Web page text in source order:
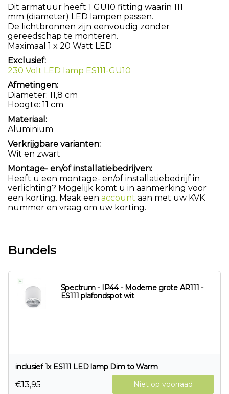
Dit armatuur heeft 1 GU10 fitting waarin 111
mm (diameter) LED lampen passen.
De lichtbronnen zijn eenvoudig zonder
gereedschap te monteren.
Maximaal 1 x 20 Watt LED
Exclusief:
230 Volt LED lamp ES111-GU10
Afmetingen:
Diameter: 11,8 cm
Hoogte: 11 cm
Materiaal:
Aluminium
Verkrijgbare varianten:
Wit en zwart
Montage- en/of installatiebedrijven:
Heeft u een montage- en/of installatiebedrijf in
verlichting? Mogelijk komt u in aanmerking voor
een korting. Maak een account aan met uw KVK
nummer en vraag om uw korting.
Bundels
Spectrum - IP44 - Moderne grote AR111 -
ES111 plafondspot wit
inclusief 1x ES111 LED lamp Dim to Warm
Niet op voorraad
€13,95